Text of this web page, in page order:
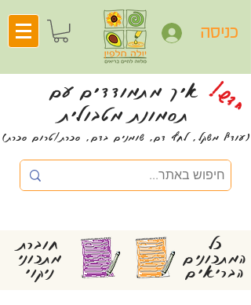
כניסה
איך מתמודדים עם
תסמונת מטבולית חדש!
(עודף משקל, לחץ דם, שומנים בדם, סכרת/טרום סכרת)
חוברת
מתכוני
ניקוי
כל
המתכונים
הבריאים